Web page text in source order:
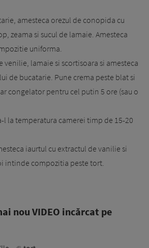
amesteca orezul de conopida cu
zeama si sucul de lamaie. Amesteca
uniforma.
venilie, lamaie si scortisoara si amesteca
de bucatarie. Pune crema peste blat si
congelator pentru cel putin 5 ore (sau o
l la temperatura camerei timp de 15-20
iaurtul cu extractul de vanilie si
intinde compozitia peste tort.
nou VIDEO incărcat pe